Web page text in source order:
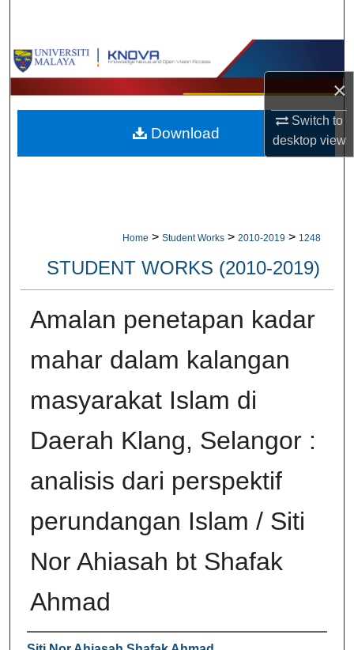
×
Switch to
desktopview
Browse Collections
My Account
About
Home > Student Works > 2010-2019 > 1248
STUDENT WORKS (2010-2019)
Amalan penetapan kadar
mahar dalam kalangan
masyarakat Islam di
Daerah Klang, Selangor :
analisis dari perspektif
perundangan Islam / Siti
Nor Ahiasah bt Shafak
Ahmad
Author
Download